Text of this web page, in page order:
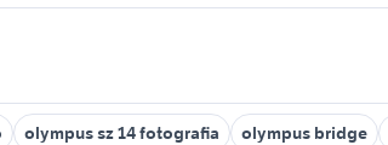
olympus sz 14 fotografia olympus bridge